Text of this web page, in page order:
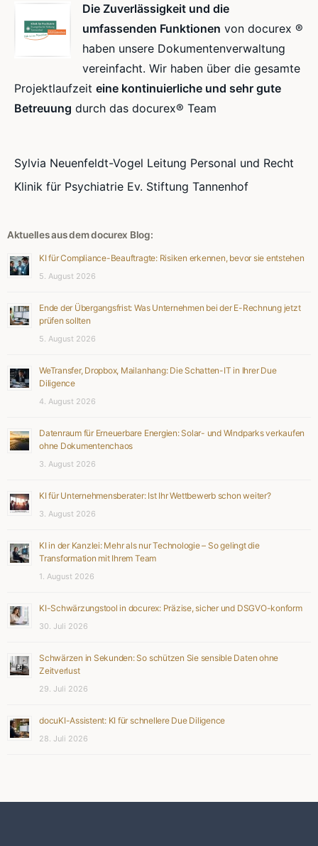
Die Zuverlässigkeit und die
umfassenden Funktionen von docurex ®
haben unsere Dokumentenverwaltung
vereinfacht. Wir haben über die gesamte
Projektlaufzeit eine kontinuierliche und sehr gute
Betreuung durch das docurex® Team
Sylvia Neuenfeldt-Vogel Leitung Personal und Recht
Klinik für Psychiatrie Ev. Stiftung Tannenhof
Aktuelles aus dem docurex Blog:
KI für Compliance-Beauftragte: Risiken erkennen, bevor sie entstehen
5. August 2026
Ende der Übergangsfrist: Was Unternehmen bei der E-Rechnung jetzt
prüfen sollten
5. August 2026
WeTransfer, Dropbox, Mailanhang: Die Schatten-IT in Ihrer Due
Diligence
4. August 2026
Datenraum für Erneuerbare Energien: Solar- und Windparks verkaufen
ohne Dokumentenchaos
3. August 2026
KI für Unternehmensberater: Ist Ihr Wettbewerb schon weiter?
3. August 2026
KI in der Kanzlei: Mehr als nur Technologie – So gelingt die
Transformation mit Ihrem Team
1. August 2026
KI-Schwärzungstool in docurex: Präzise, sicher und DSGVO-konform
30. Juli 2026
Schwärzen in Sekunden: So schützen Sie sensible Daten ohne
Zeitverlust
29. Juli 2026
docuKI-Assistent: KI für schnellere Due Diligence
28. Juli 2026